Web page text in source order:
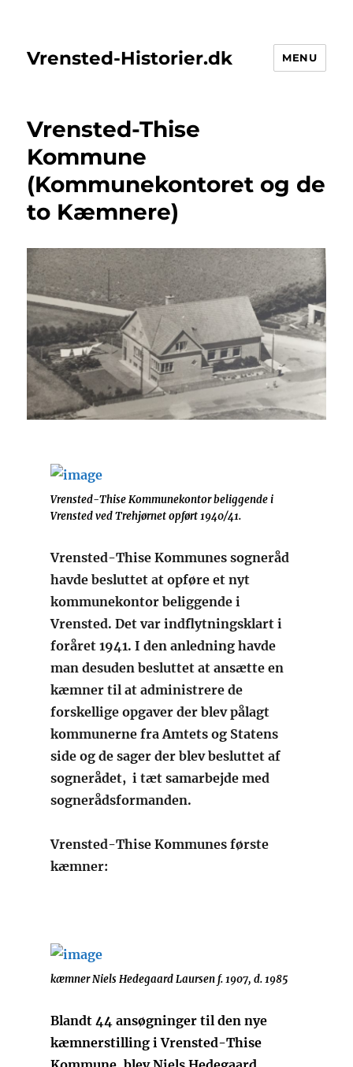
Vrensted-Historier.dk MENU
Vrensted-Thise
Kommune
(Kommunekontoret og de
to Kæmnere)
Vrensted-Thise Kommunekontor beliggende i
Vrensted ved Trehjørnet opført 1940/41.
Vrensted-Thise Kommunes sogneråd
havde besluttet at opføre et nyt
kommunekontor beliggende i
Vrensted. Det var indflytningsklart i
foråret 1941. I den anledning havde
man desuden besluttet at ansætte en
kæmner til at administrere de
forskellige opgaver der blev pålagt
kommunerne fra Amtets og Statens
side og de sager der blev besluttet af
sognerådet, i tæt samarbejde med
sognerådsformanden.
Vrensted-Thise Kommunes første
kæmner:
kæmner Niels Hedegaard Laursen f. 1907, d. 1985
Blandt 44 ansøgninger til den nye
kæmnerstilling i Vrensted-Thise